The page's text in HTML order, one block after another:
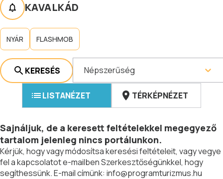
KAVALKÁD
NYÁR FLASHMOB
KERESÉS Népszerűség
LISTANÉZET TÉRKÉPNÉZET
Sajnáljuk, de a keresett feltételekkel megegyező
tartalom jelenleg nincs portálunkon.
Kérjük, hogy vagy módosítsa keresési feltételeit, vagy vegye
fel a kapcsolatot e-mailben Szerkesztőségünkkel, hogy
segíthessünk. E-mail címünk: info@programturizmus.hu